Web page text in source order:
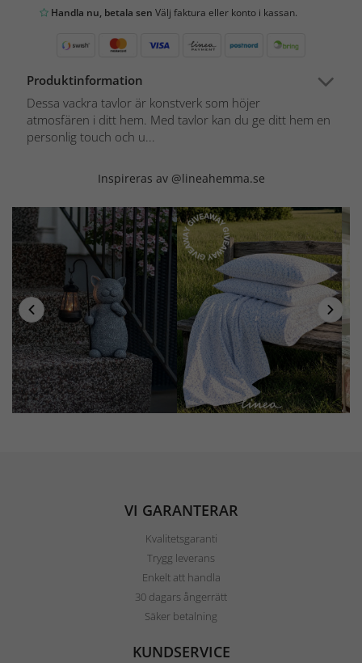
Handla nu, betala sen Välj faktura eller konto i kassan.
Produktinformation
Dessa vackra tavlor är konstverk som höjer
atmosfären i ditt hem. Med tavlor kan du ge ditt hem en
personlig touch och u...
Inspireras av @lineahemma.se
VI GARANTERAR
Kvalitetsgaranti
Trygg leverans
Enkelt att handla
30 dagars ångerrätt
Säker betalning
KUNDSERVICE